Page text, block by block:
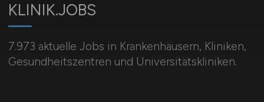
KLINIK.JOBS
7.973 aktuelle Jobs in Krankenhäusern, Kliniken,
Gesundheitszentren und Universitätskliniken.